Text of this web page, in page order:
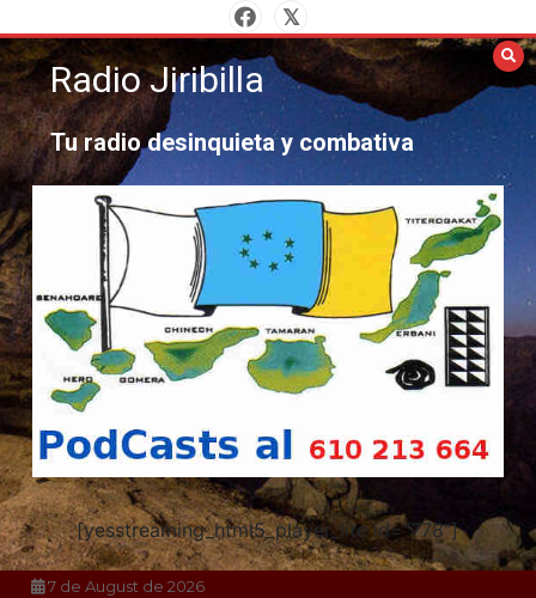
al
contenidoRadio Jiribilla
Tu radio desinquieta y combativa
[yesstreaming_html5_player_lite id="778"]
7 de August de 2026